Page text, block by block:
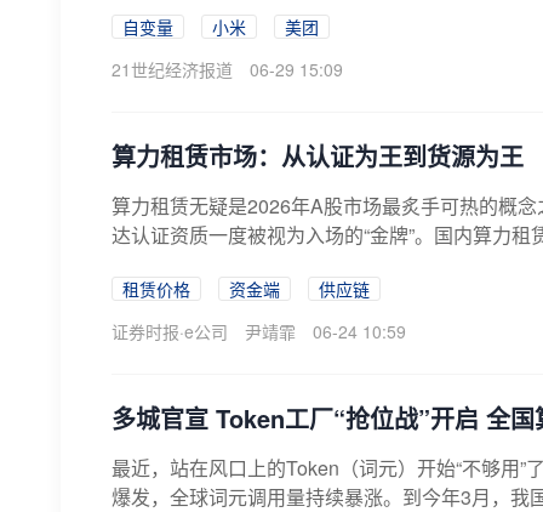
自变量 小米
美团
21世纪经济报道
06-29 15:09
算力租赁市场：从认证为王到货源为王
算力租赁无疑是2026年A股市场最炙手可热的概
达认证资质一度被视为入场的“金牌”。国内算力
租赁价格 资金端
供应链
证券时报·e公司
尹靖霏 06-24 10:59
多城官宣 Token工厂“抢位战”开启 全
最近，站在风口上的Token（词元）开始“不够用”
爆发，全球词元调用量持续暴涨。到今年3月，